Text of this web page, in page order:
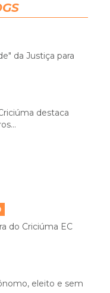
da Justiça para
destaca
do Criciúma EC
eleito e sem